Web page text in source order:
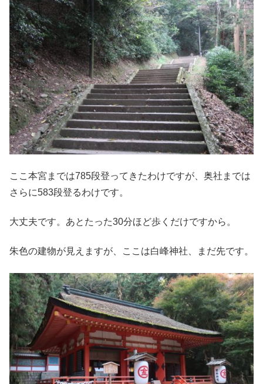
ここ本宮までは785段登ってきたわけですが、奥社までは
さらに583段登るわけです。
大丈夫です。あとたった30分ほど歩くだけですから。
朱色の建物が見えますが、ここは白峰神社、まだ先です。